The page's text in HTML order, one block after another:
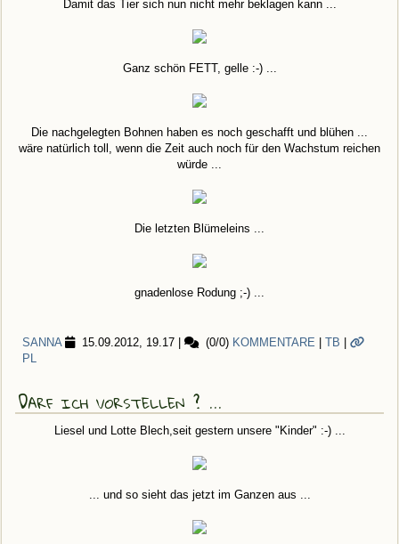
Damit das Tier sich nun nicht mehr beklagen kann ...
Ganz schön FETT, gelle :-) ...
Die nachgelegten Bohnen haben es noch geschafft und blühen ...
wäre natürlich toll, wenn die Zeit auch noch für den Wachstum reichen
würde ...
Die letzten Blümeleins ...
gnadenlose Rodung ;-) ...
SANNA 15.09.2012, 19.17 (0/0) KOMMENTARE TB
PL
Darf ich vorstellen ? ...
Liesel und Lotte Blech,seit gestern unsere "Kinder" :-) ...
... und so sieht das jetzt im Ganzen aus ...